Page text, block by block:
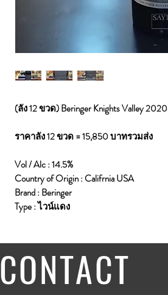
(ลัง 12 ขวด) Beringer Knights Valley 2020
ราคาลัง 12 ขวด = 15,850 บาทรวมส่ง
Vol / Alc : 14.5%
Country of Origin : Califrnia USA
Brand : Beringer
Type : ไวน์แดง
CONTACT